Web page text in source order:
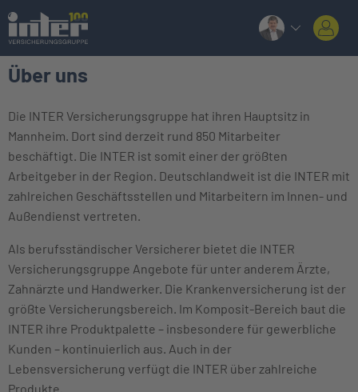
Über uns
Die INTER Versicherungsgruppe hat ihren Hauptsitz in
Mannheim. Dort sind derzeit rund 850 Mitarbeiter
beschäftigt. Die INTER ist somit einer der größten
Arbeitgeber in der Region. Deutschlandweit ist die INTER mit
zahlreichen Geschäftsstellen und Mitarbeitern im Innen- und
Außendienst vertreten.
Als berufsständischer Versicherer bietet die INTER
Versicherungsgruppe Angebote für unter anderem Ärzte,
Zahnärzte und Handwerker. Die Krankenversicherung ist der
größte Versicherungsbereich. Im Komposit-Bereich baut die
INTER ihre Produktpalette – insbesondere für gewerbliche
Kunden – kontinuierlich aus. Auch in der
Lebensversicherung verfügt die INTER über zahlreiche
Produkte.